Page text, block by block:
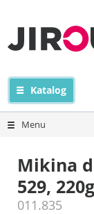
Katalog
Menu
Mikina
529,
011.835